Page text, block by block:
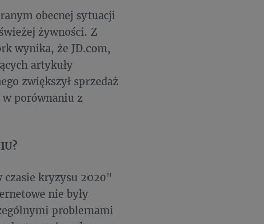
obecnej sytuacji
żywności. Z
wynika, że JD.com,
artykuły
zwiększył sprzedaż
w porównaniu z
czasie kryzysu 2020"
nie były
problemami